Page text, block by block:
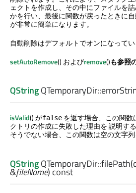
ェクトを作成し、その中にファイルを
かを行い、最後に関数が戻ったときに
が非常に簡単になります。
自動削除はデフォルトでオンになってい
setAutoRemove() およびremove()も参照
QStringQTemporaryDir::
isValid() がfalse を返す場合、この関
クトリの作成に失敗した理由を 説明す
そうでない場合、この関数は空の文字列
QStringQTemporaryDir::filePath
&fileName) const